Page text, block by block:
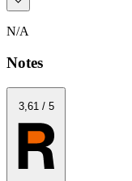
N/A
Notes
3,61 / 5